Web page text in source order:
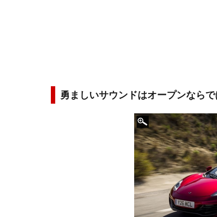
勇ましいサウンドはオープンなら